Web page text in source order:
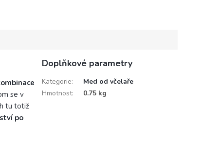
se v
tu totiž
po
Doplňkové parametry
Kategorie:
Med od včelaře
Hmotnost: 0.75 kg